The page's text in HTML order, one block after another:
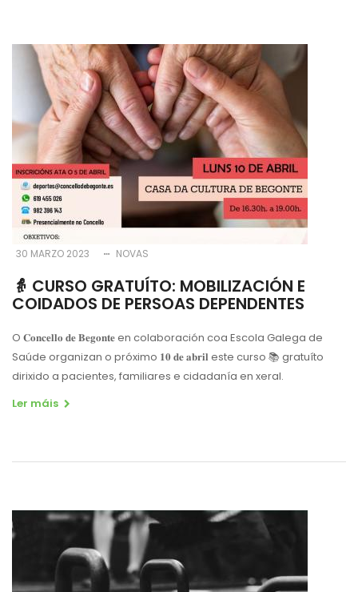
30 MARZO 2023 NOVAS
👵 CURSO GRATUÍTO: MOBILIZACIÓN E
COIDADOS DE PERSOAS DEPENDENTES
O 𝐂𝐨𝐧𝐜𝐞𝐥𝐥𝐨 𝐝𝐞 𝐁𝐞𝐠𝐨𝐧𝐭𝐞 en colaboración coa Escola Galega de
Saúde organizan o próximo 𝟏𝟎 𝐝𝐞 𝐚𝐛𝐫𝐢𝐥 este curso 📚 gratuíto
dirixido a pacientes, familiares e cidadanía en xeral.
Ler máis